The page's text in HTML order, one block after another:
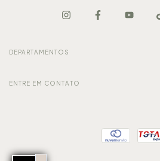
DEPARTAMENTOS
ENTRE EM CONTATO